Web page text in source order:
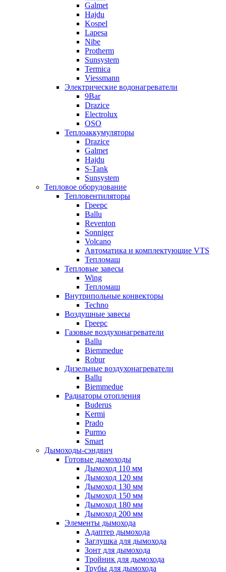
Galmet
Hajdu
Kospel
Lapesa
Nibe
Protherm
Sunsystem
Termica
Viessmann
Электрические водонагреватели
9Bar
Drazice
Electrolux
OSO
Теплоаккумуляторы
Drazice
Galmet
Hajdu
S-Tank
Sunsystem
Тепловое оборудование
Тепловентиляторы
Греерс
Ballu
Reventon
Sonniger
Volcano
Автоматика и комплектующие VTS
Тепломаш
Тепловые завесы
Wing
Тепломаш
Внутрипольные конвекторы
Techno
Воздушные завесы
Греерс
Газовые воздухонагреватели
Ballu
Biemmedue
Robur
Дизельные воздухонагреватели
Ballu
Biemmedue
Радиаторы отопления
Buderus
Kermi
Prado
Purmo
Smart
Дымоходы-сэндвич
Готовые дымоходы
Дымоход 110 мм
Дымоход 120 мм
Дымоход 130 мм
Дымоход 150 мм
Дымоход 180 мм
Дымоход 200 мм
Элементы дымохода
Адаптер дымохода
Заглушка для дымохода
Зонт для дымохода
Тройник для дымохода
Трубы для дымохода